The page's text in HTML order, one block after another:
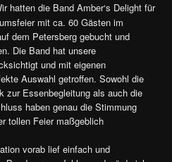
hatten die Band Amber‘s Delight für
mit ca. 60 Gästen im
dem Petersberg gebucht und
Die Band hat unsere
und mit eigenen
Auswahl getroffen. Sowohl die
zur Essenbegleitung als auch die
haben genau die Stimmung
tollen Feier maßgeblich
vorab lief einfach und